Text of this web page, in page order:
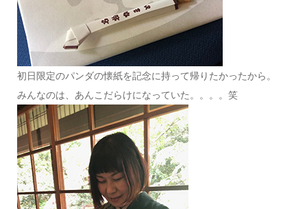
初日限定のパンダの懐紙を記念に持って帰りたかったから。
みんなのは、あんこだらけになっていた。。。。笑